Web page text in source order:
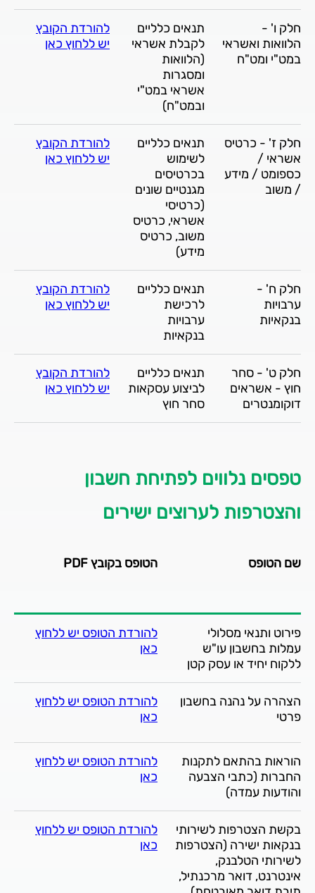
חלק ו' -
הלוואות ואשראי
במט"י ומט"ח
תנאים כלליים
לקבלת אשראי
(הלוואות
ומסגרות
אשראי במט"י
ובמט"ח)
להורדת הקובץ
יש ללחוץ כאן
חלק ז' - כרטיס
אשראי /
כספומט / מידע
/ משוב
תנאים כלליים
לשימוש
בכרטיסים
מגנטיים שונים
(כרטיסי
אשראי, כרטיס
משוב, כרטיס
מידע)
להורדת הקובץ
יש ללחוץ כאן
חלק ח' -
ערבויות
בנקאיות
תנאים כלליים
לרכישת
ערבויות
בנקאיות
להורדת הקובץ
יש ללחוץ כאן
חלק ט' - סחר
חוץ - אשראים
דוקומנטרים
תנאים כלליים
לביצוע עסקאות
סחר חוץ
להורדת הקובץ
יש ללחוץ כאן
טפסים נלווים לפתיחת חשבון
והצטרפות לערוצים ישירים
שם הטופס הטופס בקובץ PDF
פירוט ותנאי מסלולי
עמלות בחשבון עו"ש
ללקוח יחיד או עסק קטן
להורדת הטופס יש ללחוץ
כאן
הצהרה על נהנה בחשבון
פרטי
להורדת הטופס יש ללחוץ
כאן
הוראות בהתאם לתקנות
החברות (כתבי הצבעה
והודעות עמדה)
להורדת הטופס יש ללחוץ
כאן
בקשת הצטרפות לשירותי
בנקאות ישירה (הצטרפות
לשירותי הטלבנק,
אינטרנט, דואר מרכנתיל,
להורדת הטופס יש ללחוץ
כאן